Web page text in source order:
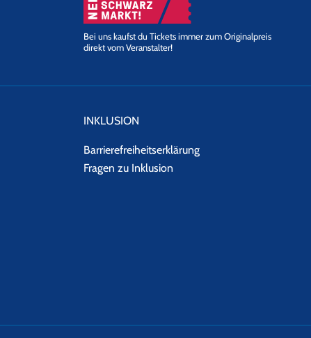
Bei uns kaufst du Tickets immer zum Originalpreis
direkt vom Veranstalter!
INKLUSION
Barrierefreiheitserklärung
Fragen zu Inklusion